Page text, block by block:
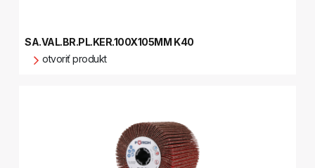
SA.VAL.BR.PL.KER.100X105MM K40
otvoriť produkt